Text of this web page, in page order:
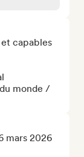
capables
monde /
mars 2026